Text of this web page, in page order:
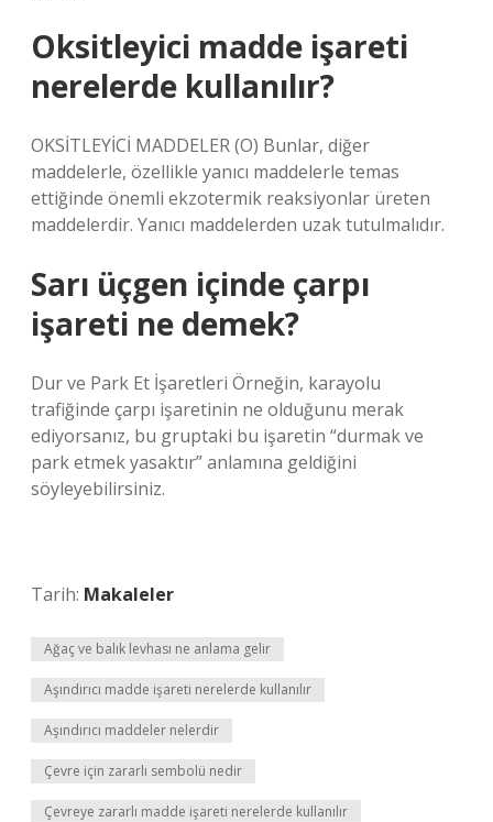
Oksitleyici madde işareti
nerelerde kullanılır?
OKSİTLEYİCİ MADDELER (O) Bunlar, diğer
maddelerle, özellikle yanıcı maddelerle temas
ettiğinde önemli ekzotermik reaksiyonlar üreten
maddelerdir. Yanıcı maddelerden uzak tutulmalıdır.
Sarı üçgen içinde çarpı
işareti ne demek?
Dur ve Park Et İşaretleri Örneğin, karayolu
trafiğinde çarpı işaretinin ne olduğunu merak
ediyorsanız, bu gruptaki bu işaretin “durmak ve
park etmek yasaktır” anlamına geldiğini
söyleyebilirsiniz.
Tarih: Makaleler
Ağaç ve balık levhası ne anlama gelir
Aşındırıcı madde işareti nerelerde kullanılır
Aşındırıcı maddeler nelerdir
Çevre için zararlı sembolü nedir
Çevreye zararlı madde işareti nerelerde kullanılır